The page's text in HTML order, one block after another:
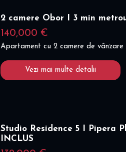
2 camere Obor I 3 min
140,000 €
Apartament cu 2 camere de vânzare
Vezi mai multe detalii
Studio Residence 5 I Pipera
INCLUS